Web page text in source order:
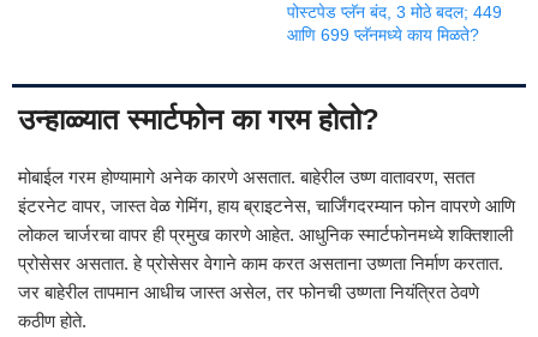
पोस्टपेड प्लॅन बंद, 3 मोठे बदल; 449
आणि 699 प्लॅनमध्ये काय मिळते?
उन्हाळ्यात स्मार्टफोन का गरम होतो?
मोबाईल गरम होण्यामागे अनेक कारणे असतात. बाहेरील उष्ण वातावरण, सतत
इंटरनेट वापर, जास्त वेळ गेमिंग, हाय ब्राइटनेस, चार्जिंगदरम्यान फोन वापरणे आणि
लोकल चार्जरचा वापर ही प्रमुख कारणे आहेत. आधुनिक स्मार्टफोनमध्ये शक्तिशाली
प्रोसेसर असतात. हे प्रोसेसर वेगाने काम करत असताना उष्णता निर्माण करतात.
जर बाहेरील तापमान आधीच जास्त असेल, तर फोनची उष्णता नियंत्रित ठेवणे
कठीण होते.